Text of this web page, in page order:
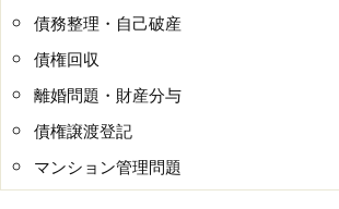
債務整理・自己破産
債権回収
離婚問題・財産分与
債権譲渡登記
マンション管理問題